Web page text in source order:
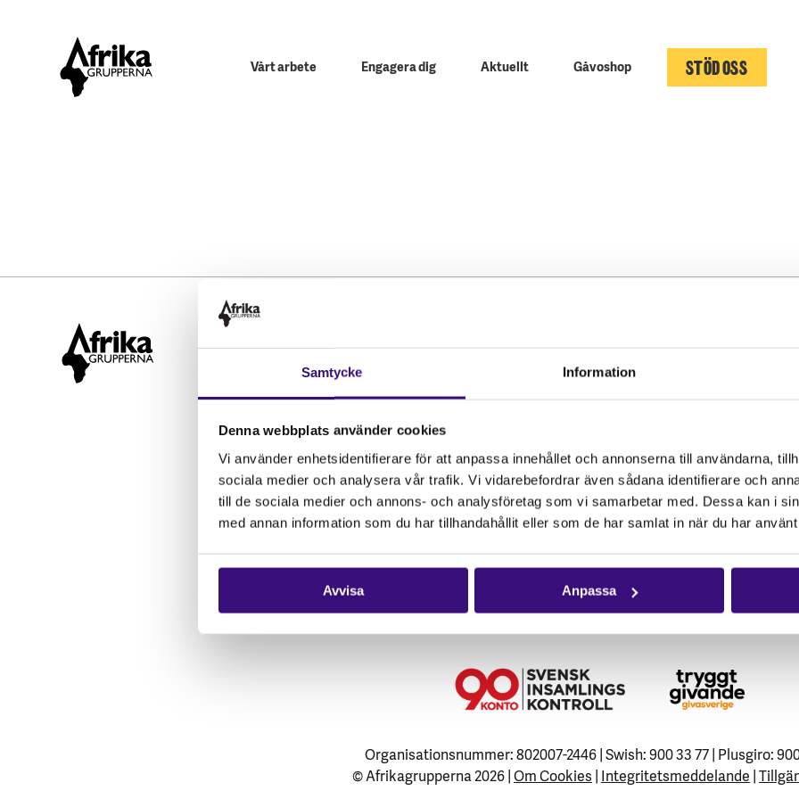
Samtycke Information
Denna webbplats använder cookies
Vi använder enhetsidentifierare för att anpassa innehållet och annonserna till användarna,
sociala medier och analysera vår trafik. Vi vidarebefordrar även sådana identifierare och
till de sociala medier och annons- och analysföretag som vi samarbetar med. Dessa kan i
med annan information som du har tillhandahållit eller som de har samlat in när du har
Avvisa Anpassa
Vårt arbete Engagera dig Aktuellt Gåvoshop STÖD OSS
STÖD OSS
Engagera dig
Vårt arbete
Gåvoshop
Pressrum
Instagram
Organisationsnummer: 802007-2446 | Swish: 900 33 77 | Plusgiro:
© Afrikagrupperna 2026 |Om Cookies | Integritetsmeddelande |